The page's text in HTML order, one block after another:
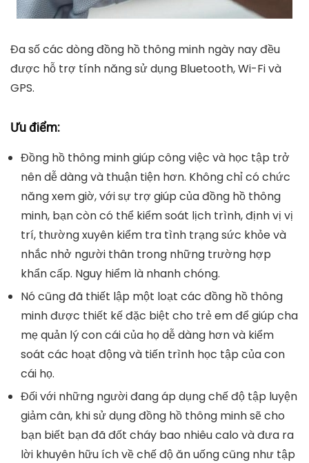
Đa số các dòng đồng hồ thông minh ngày nay đều
được hỗ trợ tính năng sử dụng Bluetooth, Wi-Fi và
GPS.
Ưu điểm:
Đồng hồ thông minh giúp công việc và học tập trở
nên dễ dàng và thuận tiện hơn. Không chỉ có chức
năng xem giờ, với sự trợ giúp của đồng hồ thông
minh, bạn còn có thể kiểm soát lịch trình, định vị vị
trí, thường xuyên kiểm tra tình trạng sức khỏe và
nhắc nhở người thân trong những trường hợp
khẩn cấp. Nguy hiểm là nhanh chóng.
Nó cũng đã thiết lập một loạt các đồng hồ thông
minh được thiết kế đặc biệt cho trẻ em để giúp cha
mẹ quản lý con cái của họ dễ dàng hơn và kiểm
soát các hoạt động và tiến trình học tập của con
cái họ.
Đối với những người đang áp dụng chế độ tập luyện
giảm cân, khi sử dụng đồng hồ thông minh sẽ cho
bạn biết bạn đã đốt cháy bao nhiêu calo và đưa ra
lời khuyên hữu ích về chế độ ăn uống cũng như tập